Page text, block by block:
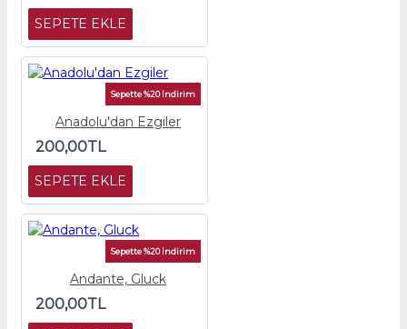
SEPETE EKLE
Sepette %20 İndirim
Anadolu'dan Ezgiler
200,00TL
SEPETE EKLE
Sepette %20 İndirim
Andante, Gluck
200,00TL